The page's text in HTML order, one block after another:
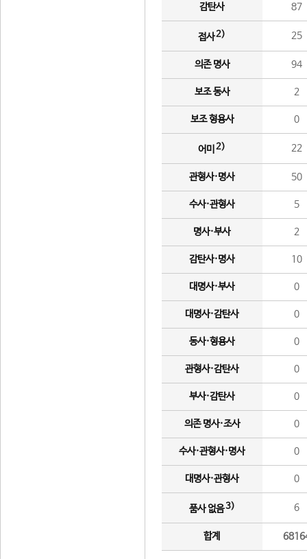
감탄사 87
접사2) 25
의존 명사 94
보조 동사 2
보조 형용사 0
어미 2) 22
관형사·명사 50
수사·관형사 5
명사·부사 2
감탄사·명사 10
대명사·부사 0
대명사·감탄사 0
동사·형용사 0
관형사·감탄사 0
부사·감탄사 0
의존 명사·조사 0
수사·관형사·명사 0
대명사·관형사 0
품사 없음3) 6
합계